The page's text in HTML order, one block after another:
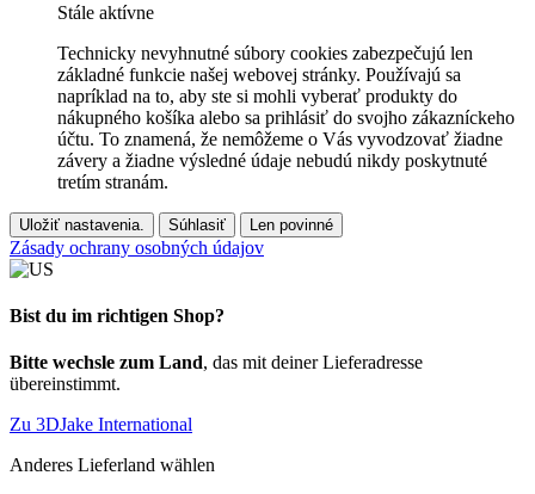
Stále aktívne
Technicky nevyhnutné súbory cookies zabezpečujú len
základné funkcie našej webovej stránky. Používajú sa
napríklad na to, aby ste si mohli vyberať produkty do
nákupného košíka alebo sa prihlásiť do svojho zákazníckeho
účtu. To znamená, že nemôžeme o Vás vyvodzovať žiadne
závery a žiadne výsledné údaje nebudú nikdy poskytnuté
tretím stranám.
Uložiť nastavenia. Súhlasiť Len povinné
Zásady ochrany osobných údajov
Bist du im richtigen Shop?
Bitte wechsle zum Land, das mit deiner Lieferadresse
übereinstimmt.
Zu 3DJake International
Anderes Lieferland wählen